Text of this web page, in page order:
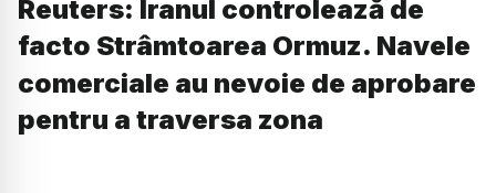
Reuters: Iranul controlează de
facto Strâmtoarea Ormuz. Navele
comerciale au nevoie de aprobare
pentru a traversa zona